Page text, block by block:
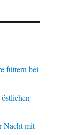
des
füttern bei
Nacht mit